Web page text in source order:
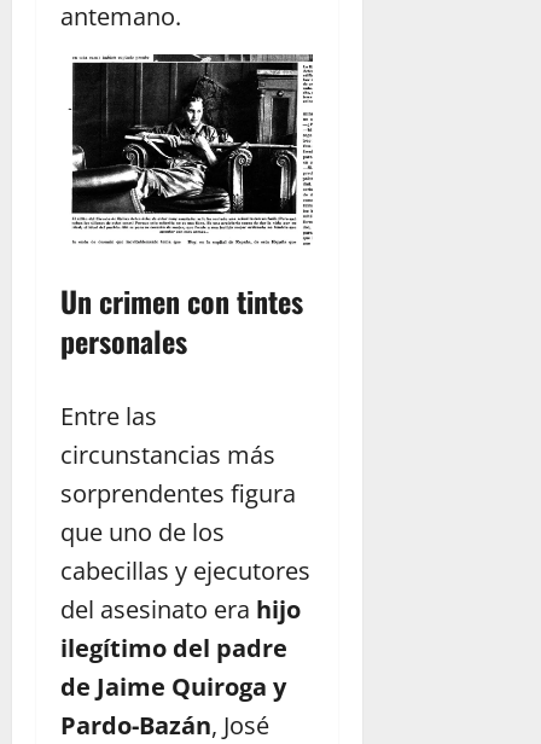
antemano.
Un crimen con tintes
personales
Entre las
circunstancias más
sorprendentes figura
que uno de los
cabecillas y ejecutores
del asesinato era hijo
ilegítimo del padre
de Jaime Quiroga y
Pardo-Bazán, José